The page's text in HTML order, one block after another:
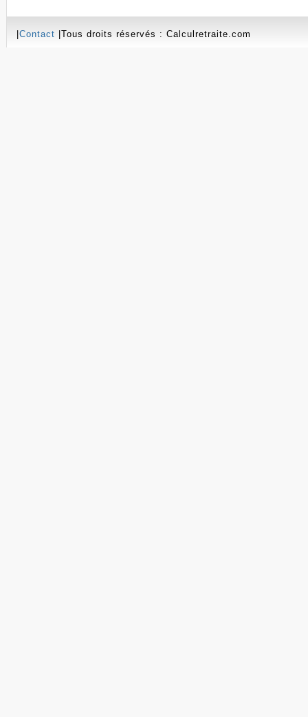
Contact |Tous droits réservés : Calculretraite.com